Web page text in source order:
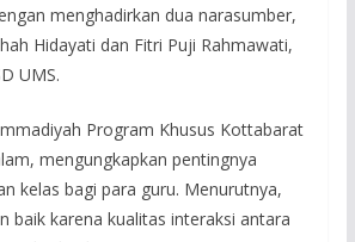
menghadirkan dua narasumber,
Hidayati dan Fitri Puji Rahmawati,
UMS.
Program Khusus Kottabarat
mengungkapkan pentingnya
kelas bagi para guru. Menurutnya,
baik karena kualitas interaksi antara